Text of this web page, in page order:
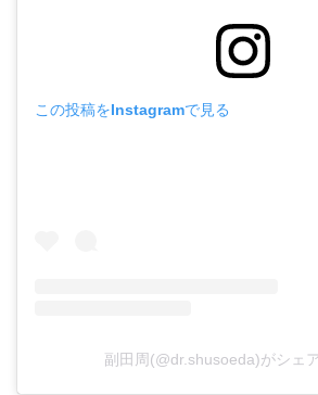
この投稿をInstagramで見る
副田周(@dr.shusoeda)がシェ